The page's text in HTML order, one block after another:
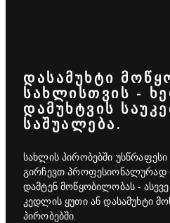
ᲓᲐᲡᲐᲛᲣᲮᲢᲘ
ᲡᲐᲮᲚᲘᲡᲗᲕᲘᲡ -
ᲓᲐᲛᲣᲮᲢᲕᲘᲡ
ᲡᲐᲨᲣᲐᲚᲔᲑᲐ.
სახლის პირობებში უსწრაფესი
გირჩევთ პროფესიონალურად
დამტენ მოწყობილობას -
კედლის ყუთი ან დასამუხტი
პირობებში.